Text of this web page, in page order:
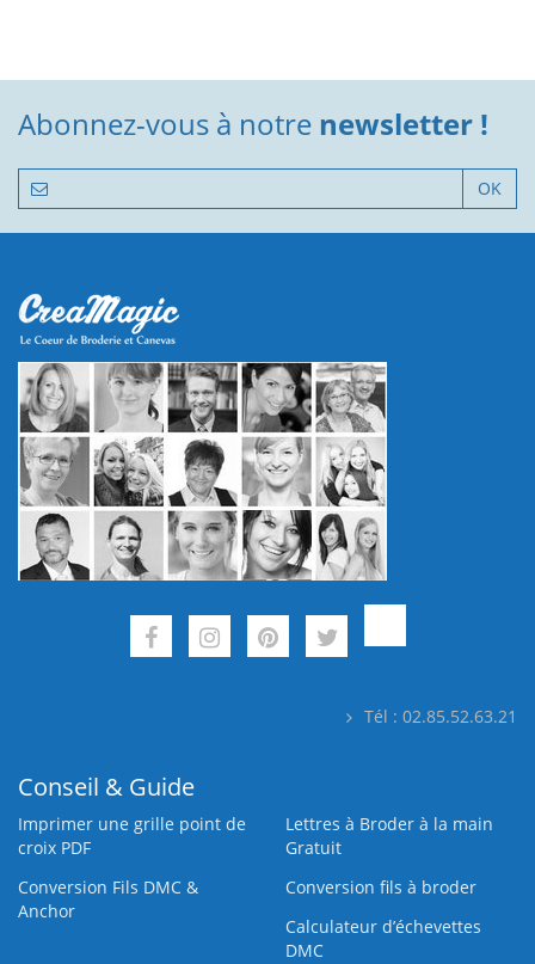
Abonnez-vous à notre newsletter !
OK
Tél : 02.85.52.63.21
Conseil & Guide
Imprimer une grille point de
croix PDF
Lettres à Broder à la main
Gratuit
Conversion Fils DMC &
Anchor
Conversion fils à broder
Calculateur d’échevettes
DMC